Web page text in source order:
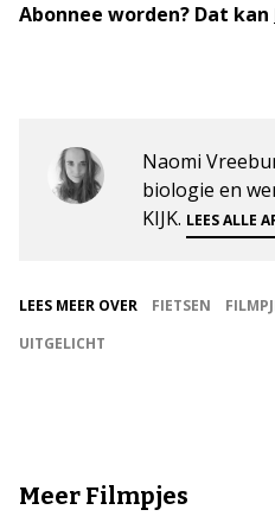
Abonnee worden? Dat kan
Naomi
biologie en
KIJK. LEES ALLE
LEES MEER OVER FIETSEN
UITGELICHT
Meer Filmpjes